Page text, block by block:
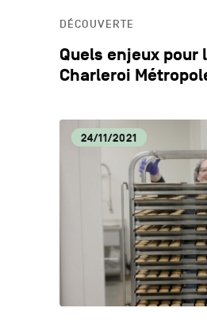
DÉCOUVERTE
Quels enjeux pour
Charleroi
24/11/2021